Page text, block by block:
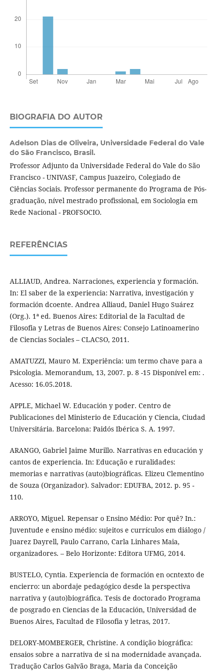
BIOGRAFIA DO AUTOR
Adelson Dias de Oliveira, Universidade Federal do Vale
do São Francisco, Brasil.
Professor Adjunto da Universidade Federal do Vale do São
Francisco - UNIVASF, Campus Juazeiro, Colegiado de
Ciências Sociais. Professor permanente do Programa de Pós-
graduação, nível mestrado profissional, em Sociologia em
Rede Nacional - PROFSOCIO.
REFERÊNCIAS
ALLIAUD, Andrea. Narraciones, experiencia y formación.
In: El saber de la experiencia: Narrativa, investigación y
formación dcoente. Andrea Alliaud, Daniel Hugo Suárez
(Org.). 1ª ed. Buenos Aires: Editorial de la Facultad de
Filosofia y Letras de Buenos Aires: Consejo Latinoamerino
de Ciencias Sociales – CLACSO, 2011.
AMATUZZI, Mauro M. Experiência: um termo chave para a
Psicologia. Memorandum, 13, 2007. p. 8 -15 Disponível em: .
Acesso: 16.05.2018.
APPLE, Michael W. Educación y poder. Centro de
Publicaciones del Ministerio de Educación y Ciencia, Ciudad
Universitária. Barcelona: Paidós Ibérica S. A. 1997.
ARANGO, Gabriel Jaime Murillo. Narrativas en educación y
cantos de experiencia. In: Educação e ruralidades:
memorias e narrativas (auto)biográficas. Elizeu Clementino
de Souza (Organizador). Salvador: EDUFBA, 2012. p. 95 -
110.
ARROYO, Miguel. Repensar o Ensino Médio: Por quê? In.:
Juventude e ensino médio: sujeitos e currículos em diálogo /
Juarez Dayrell, Paulo Carrano, Carla Linhares Maia,
organizadores. – Belo Horizonte: Editora UFMG, 2014.
BUSTELO, Cyntia. Experiencia de formación en ocntexto de
encierro: un abordaje pedagógico desde la perspectiva
narrativa y (auto)biográfica. Tesis de doctorado Programa
de posgrado en Ciencias de la Educación, Universidad de
Buenos Aires, Facultad de Filosofia y letras, 2017.
DELORY-MOMBERGER, Christine. A condição biográfica:
ensaios sobre a narrativa de si na modernidade avançada.
Tradução Carlos Galvão Braga, Maria da Conceição